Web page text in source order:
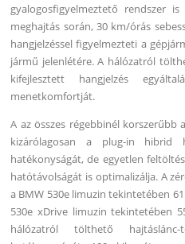
gyalogosfigyelmeztető rendszer
meghajtás során, 30 km/órás
hangjelzéssel figyelmezteti a
jármű jelenlétére. A hálózatról
kifejlesztett hangjelzés
menetkomfortját.
A az összes régebbinél
kizárólagosan a plug-in hibrid
hatékonyságát, de egyetlen
hatótávolságát is optimalizálja. A
a BMW 530e limuzin tekintetében
530e xDrive limuzin tekintetében
hálózatról tölthető